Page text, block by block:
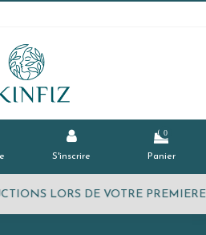
S'inscrire
0
Panier
LORS DE VOTRE